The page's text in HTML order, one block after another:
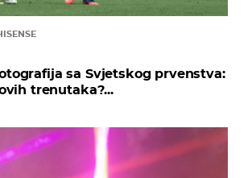
sa Svjetskog prvenstva:
trenutaka?...